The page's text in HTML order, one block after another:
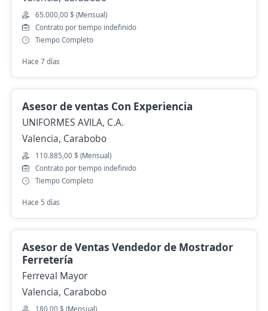
65.000,00 $ (Mensual)
Contrato por tiempo indefinido
Tiempo Completo
Hace 7 días
Asesor de ventas Con Experiencia
UNIFORMES AVILA, C.A.
Valencia, Carabobo
110.885,00 $ (Mensual)
Contrato por tiempo indefinido
Tiempo Completo
Hace 5 días
Asesor de Ventas Vendedor de Mostrador
Ferretería
Ferreval Mayor
Valencia, Carabobo
180,00 $ (Mensual)